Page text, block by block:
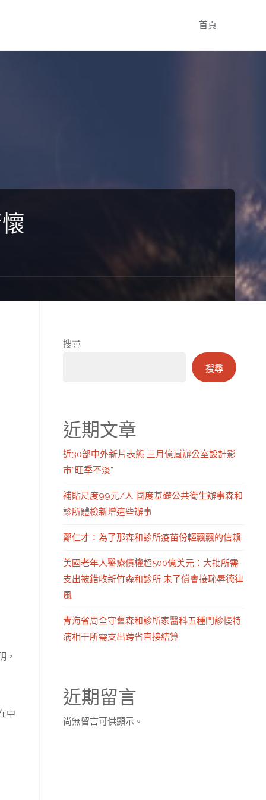
首頁
，
中
搜尋
搜尋
近期文章
近30部中外新片表態 三月億嵐辦公室設計影
市“旺季不淡”
補貼尺度99元/人 國度基礎公共衛生辦事森和
診所體檢新增這些辦事
鄭仁才：為了那森和診所疫苗份輕飄飄的信賴
美國老年人醫療債權超500億美元：大批所需
支出被錯收新竹森和診所 未了償會接恥辱德律
風
青海省周全守舊森和診所家醫科五種門診慢特
病相干所需支出跨省直接結算
近期留言
尚無留言可供顯示。